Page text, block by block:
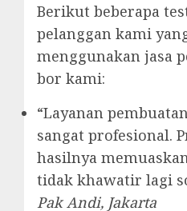
Berikut beberapa
pelanggan kami
menggunakan jasa
bor kami:
“Layanan
sangat profesional.
hasilnya
tidak khawatir lagi
Pak Andi, Jakarta